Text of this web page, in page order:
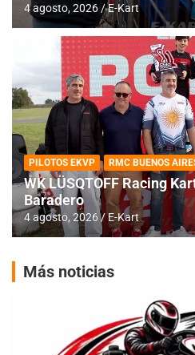
4 agosto, 2026 E-Kart
PILOTOS EKVP RMC BUENOS
WK LÜSQTOFF Racing
Baradero
4 agosto, 2026 E-Kart
Más noticias